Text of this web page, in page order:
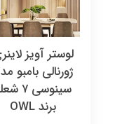
لوستر آویز
ژورنالی بامبو
سینوسی ۷
برند OWL